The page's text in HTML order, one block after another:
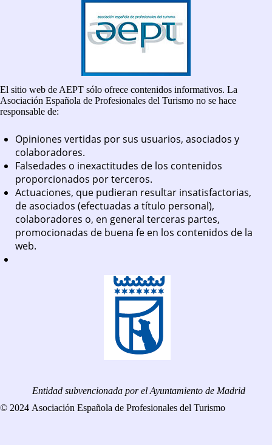
El sitio web de AEPT sólo ofrece contenidos informativos. La
Asociación Española de Profesionales del Turismo no se hace
responsable de:
Opiniones vertidas por sus usuarios, asociados y
colaboradores.
Falsedades o inexactitudes de los contenidos
proporcionados por terceros.
Actuaciones, que pudieran resultar insatisfactorias,
de asociados (efectuadas a título personal),
colaboradores o, en general terceras partes,
promocionadas de buena fe en los contenidos de la
web.
Entidad subvencionada por el Ayuntamiento de Madrid
© 2024 Asociación Española de Profesionales del Turismo